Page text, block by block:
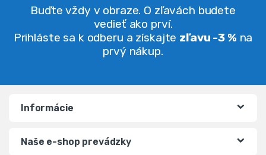
40,43€ 71,40 €
★★★★★
14,00€ 25,00€
(11,38 €bez DPH)
★★★★★